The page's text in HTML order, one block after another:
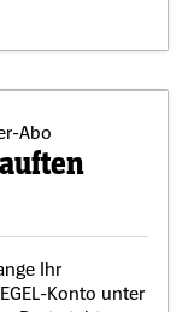
Ihr
Konto unter